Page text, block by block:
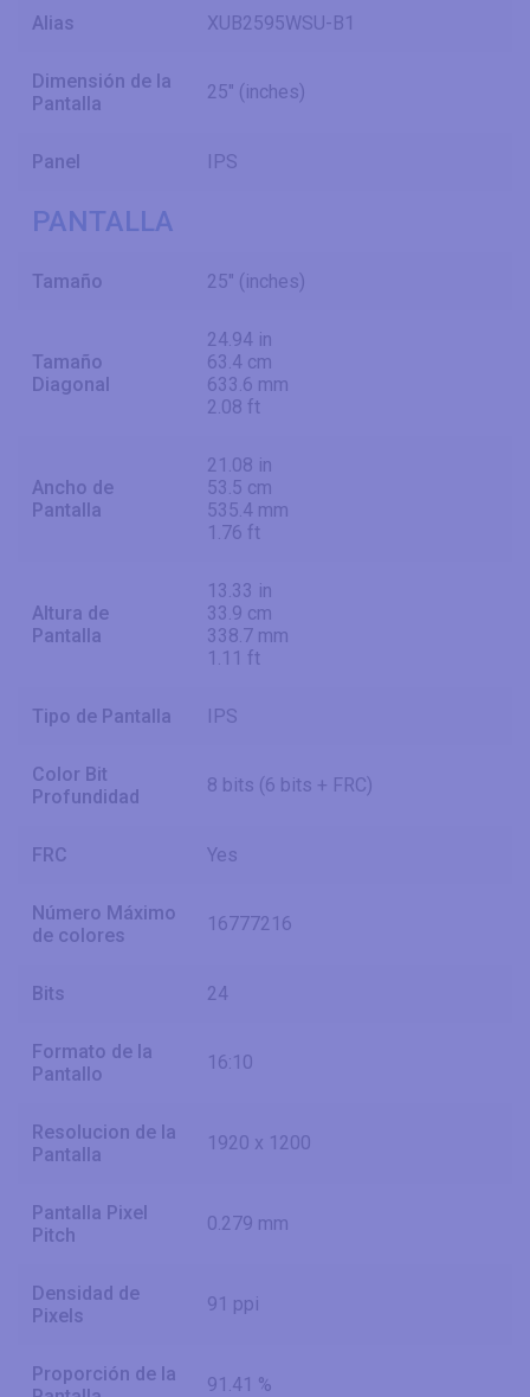
Alias XUB2595WSU-B1
Dimensión de la
Pantalla
25" (inches)
Panel IPS
PANTALLA
Tamaño 25" (inches)
Tamaño
Diagonal
24.94 in
63.4 cm
633.6 mm
2.08 ft
Ancho de
Pantalla
21.08 in
53.5 cm
535.4 mm
1.76 ft
Altura de
Pantalla
13.33 in
33.9 cm
338.7 mm
1.11 ft
Tipo de Pantalla IPS
Color Bit
Profundidad
8 bits (6 bits + FRC)
FRC Yes
Número Máximo
de colores
16777216
Bits 24
Formato de la
Pantallo
16:10
Resolucion de la
Pantalla
1920 x 1200
Pantalla Pixel
Pitch
0.279 mm
Densidad de
Pixels
91 ppi
Proporción de la
91.41 %